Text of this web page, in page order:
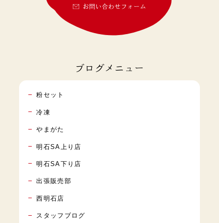
お問い合わせフォーム
ブログメニュー
粉セット
冷凍
やまがた
明石SA上り店
明石SA下り店
出張販売部
西明石店
スタッフブログ